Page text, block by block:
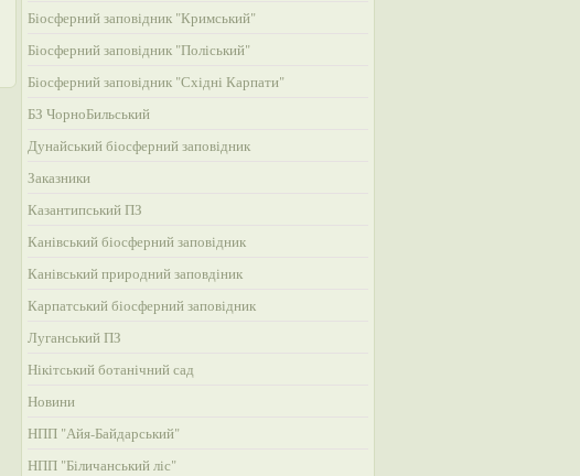
Біосферний заповідник "Кримський"
Біосферний заповідник "Поліський"
Біосферний заповідник "Східні Карпати"
БЗ ЧорноБильський
Дунайський біосферний заповідник
Заказники
Казантипський ПЗ
Канівський біосферний заповідник
Канівський природний заповдіник
Карпатський біосферний заповідник
Луганський ПЗ
Нікітський ботанічний сад
Новини
НПП "Айя-Байдарський"
НПП "Біличанський ліс"